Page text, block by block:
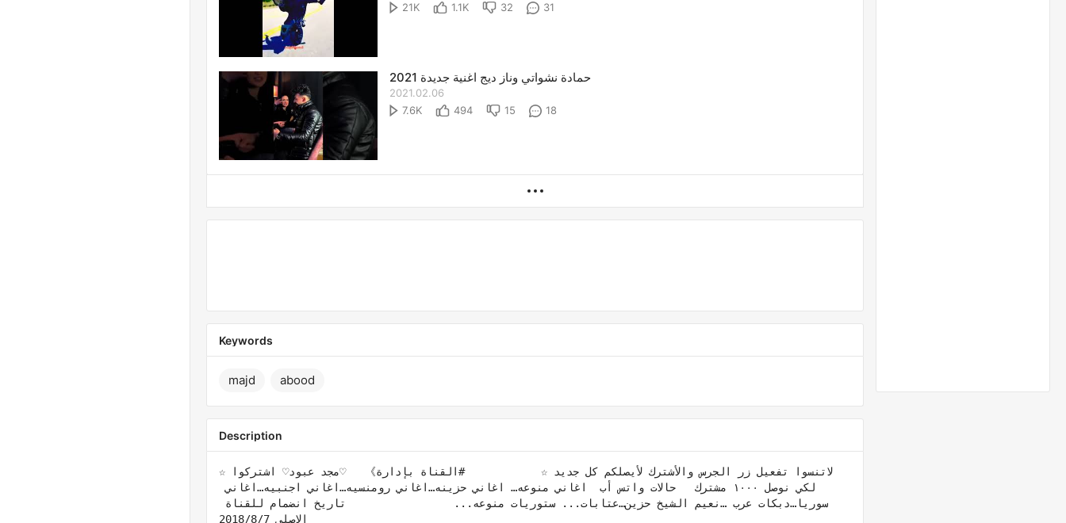
21K
1.1K 32 31
حمادة نشواتي وناز ديج اغنية جديدة 2021
2021.02.06
7.6K
494 15 18
Keywords
majd abood
Description
☆لاتنسوا تفعيل زر الجرس والأشترك لأيصلكم كل جديد ☆            #القناة بإدارة》   ♡مجد عبود♡ اشتركوا
لكي نوصل ١٠٠٠ مشترك   حالات واتس أب  اغاني منوعه… اغاني حزينه…اغاني رومنسيه…اغاني اجنبيه…اغاني
الاصلي 2018/8/7